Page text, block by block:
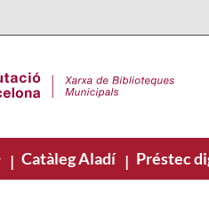
| Catàleg Aladí | Préstec